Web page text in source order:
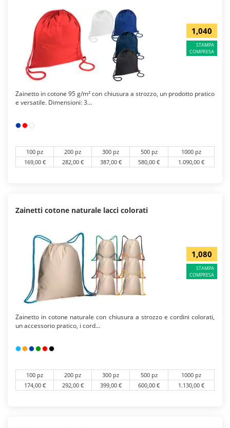
1,040
STAMPA
COMPRESA
Zainetto in cotone 95 g/m² con chiusura a strozzo, un prodotto pratico
e versatile. Dimensioni: 3...
100 pz 200 pz 300 pz 500 pz
1000 pz
169,00 €
282,00 € 387,00 € 580,00 € 1.090,00 €
Zainetti cotone naturale lacci colorati
1,080
STAMPA
COMPRESA
Zainetto in cotone naturale con chiusura a strozzo e cordini colorati,
un accessorio pratico, i cord...
100 pz 200 pz 300 pz 500 pz
1000 pz
174,00 €
292,00 € 399,00 € 600,00 € 1.130,00 €